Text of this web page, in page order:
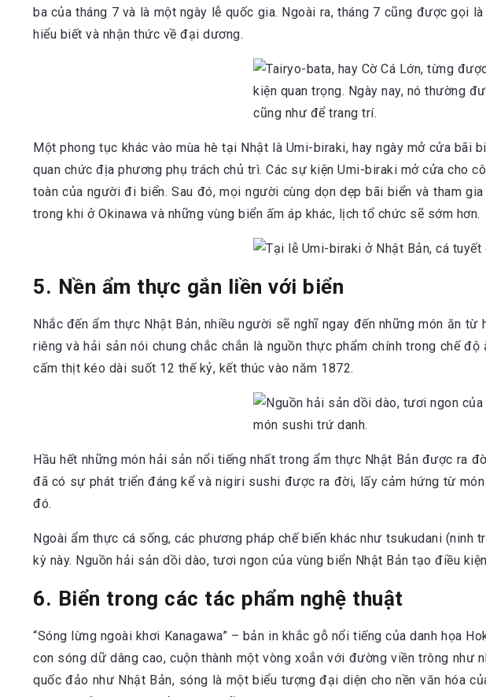
ba của tháng 7 và là một ngày lễ quốc gia. Ngoài ra, tháng 7 cũng được gọi
hiểu biết và nhận thức về đại dương.
Một phong tục khác vào mùa hè tại Nhật là Umi-biraki, hay ngày mở cửa
quan chức địa phương phụ trách chủ trì. Các sự kiện Umi-biraki mở cửa cho
toàn của người đi biển. Sau đó, mọi người cùng dọn dẹp bãi biển và tham
trong khi ở Okinawa và những vùng biển ấm áp khác, lịch tổ chức sẽ sớm hơn.
5. Nền ẩm thực gắn liền với biển
Nhắc đến ẩm thực Nhật Bản, nhiều người sẽ nghĩ ngay đến những món ăn
riêng và hải sản nói chung chắc chắn là nguồn thực phẩm chính trong chế
cấm thịt kéo dài suốt 12 thế kỷ, kết thúc vào năm 1872.
Hầu hết những món hải sản nổi tiếng nhất trong ẩm thực Nhật Bản được ra
đã có sự phát triển đáng kể và nigiri sushi được ra đời, lấy cảm hứng từ
đó.
Ngoài ẩm thực cá sống, các phương pháp chế biến khác như tsukudani
kỳ này. Nguồn hải sản dồi dào, tươi ngon của vùng biển Nhật Bản tạo điều
6. Biển trong các tác phẩm nghệ thuật
“Sóng lừng ngoài khơi Kanagawa” – bản in khắc gỗ nổi tiếng của danh họa
con sóng dữ dâng cao, cuộn thành một vòng xoắn với đường viền trông
quốc đảo như Nhật Bản, sóng là một biểu tượng đại diện cho nền văn hóa